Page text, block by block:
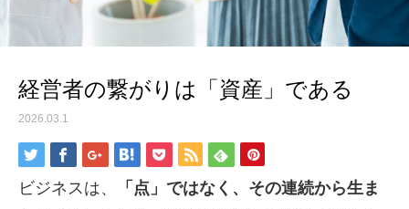
経営者の繋がりは「資産」である
2026.03.1
ビジネスは、
「点」ではなく、その連続から生ま